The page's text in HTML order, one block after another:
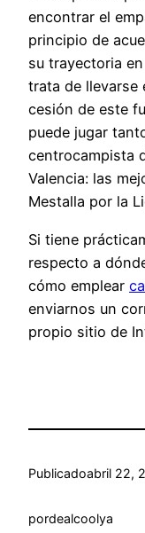
encontrar el
principio de
su trayectoria
trata de llevarse
cesión de este
puede jugar
centrocampista
Valencia: las
Mestalla por la
Si tiene
respecto a
cómo emplear
enviarnos un
propio sitio de
Publicadoabril 22,
pordealcoolya